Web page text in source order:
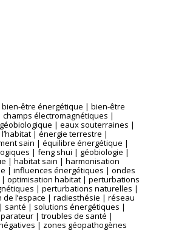
bien-être énergétique | bien-être
champs électromagnétiques |
| eaux souterraines |
| énergie terrestre |
sain | équilibre énergétique |
| feng shui | géobiologie |
| habitat sain | harmonisation
| influences énergétiques | ondes
| optimisation habitat| perturbations
| perturbations naturelles |
l’espace | radiesthésie | réseau
| santé | solutions énergétiques |
| troubles de santé |
| zones géopathogènes